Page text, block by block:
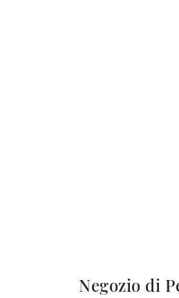
Negozio di